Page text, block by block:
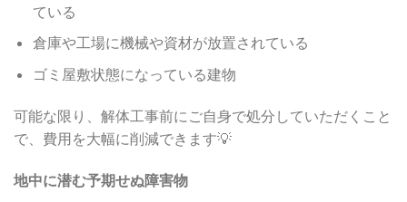
ている
倉庫や工場に機械や資材が放置されている
ゴミ屋敷状態になっている建物
可能な限り、解体工事前にご自身で処分していただくこと
で、費用を大幅に削減できます💡
地中に潜む予期せぬ障害物